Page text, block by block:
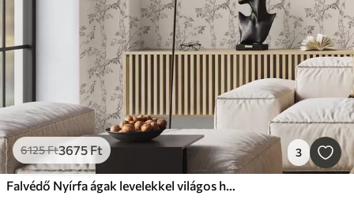
6125Ft3675Ft 3
Falvédő Nyírfa ágak levelekkel világos háttéren